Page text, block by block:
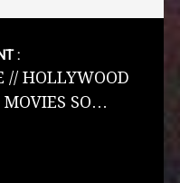
:
// HOLLYWOOD
MOVIES SO…